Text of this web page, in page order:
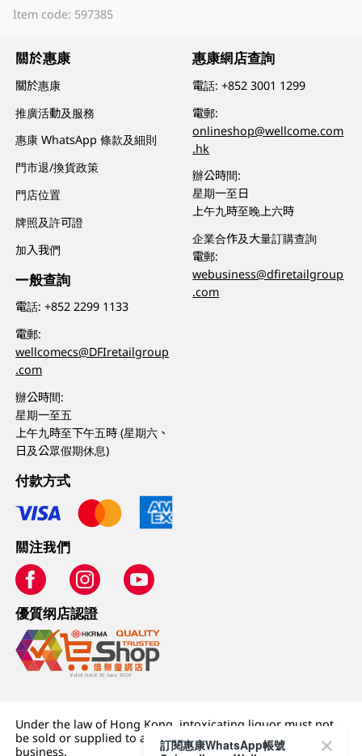
Item code: 597385
關於惠康
關於惠康
推廣活動及服務
惠康 WhatsApp 條款及細則
門市退/換貨政策
門店位置
牌照及許可證
加入我們
一般查詢
電話:+852 2299 1133
電郵:
wellcomecs@DFIretailgroup
.com
辦公時間:
星期一至五
上午九時至下午五時 (星期六、
日及公眾假期休息)
惠康網店查詢
電話:+852 3001 1299
電郵:
onlineshop@wellcome.com
.hk
辦公時間:
星期一至日
上午九時至晚上六時
企業合作及大量訂購查詢
電郵:
webusiness@dfiretailgroup
.com
付款方式
關注我們
優質纲店認證
Under the law of Hong Kong, intoxicating liquor must not
be sold or supplied to a minor (under 18) in the course of
business.
訂閱惠康WhatsApp帳號